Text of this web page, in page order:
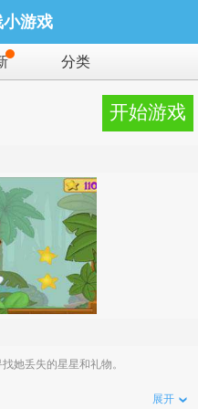
游戏
分类
开始游戏
她丢失的星星和礼物。
展开